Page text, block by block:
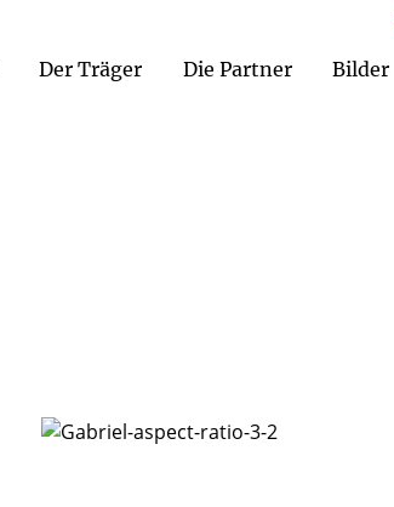
Der Träger Die Partner Bilder